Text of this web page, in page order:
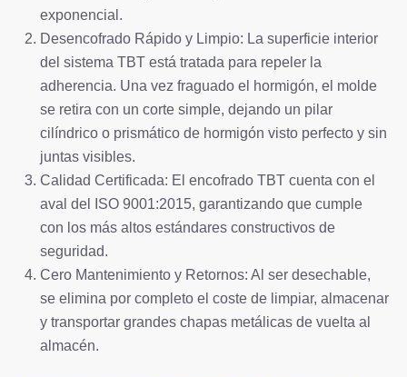
exponencial.
Desencofrado Rápido y Limpio: La superficie interior
del sistema TBT está tratada para repeler la
adherencia. Una vez fraguado el hormigón, el molde
se retira con un corte simple, dejando un pilar
cilíndrico o prismático de hormigón visto perfecto y sin
juntas visibles.
Calidad Certificada: El encofrado TBT cuenta con el
aval del ISO 9001:2015, garantizando que cumple
con los más altos estándares constructivos de
seguridad.
Cero Mantenimiento y Retornos: Al ser desechable,
se elimina por completo el coste de limpiar, almacenar
y transportar grandes chapas metálicas de vuelta al
almacén.